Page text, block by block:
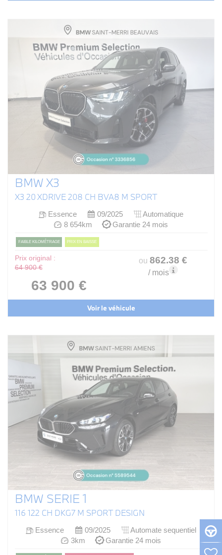
BMW X3
X3 20 XDRIVE 208 CH BVA8 M SPORT
Essence 09/2025
Automatique
8 654km
Garantie 24 mois
FAIBLE KILOMÉTRAGE PRIX EN BAISSE
Prix original :
64 900 €
63 900 €
ou 862.38 €
/ mois
Voir le véhicule
BMW SERIE 1
116 122 CH DKG7 M SPORT DESIGN
Essence 09/2025
Automate sequentiel
3km
Garantie 24 mois